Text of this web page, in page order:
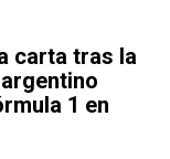
carta tras la
1 en